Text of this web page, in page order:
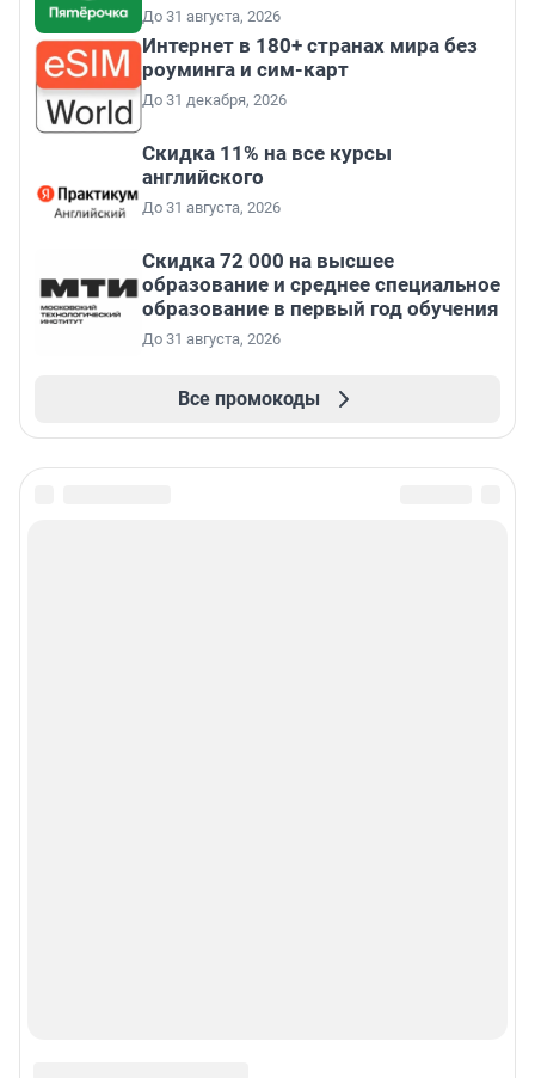
До 31 августа, 2026
Интернет в 180+ странах мира без
роуминга и сим-карт
До 31 декабря, 2026
Скидка 11% на все курсы
английского
До 31 августа, 2026
Скидка 72 000 на высшее
образование и среднее специальное
образование в первый год обучения
До 31 августа, 2026
Все промокоды